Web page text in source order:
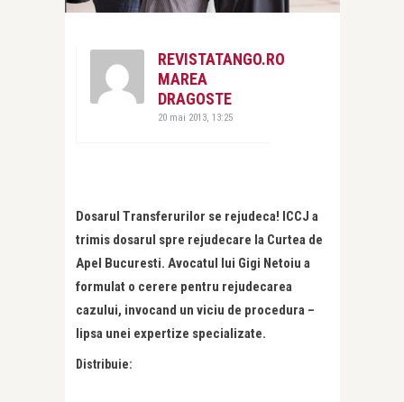
REVISTATANGO.RO
MAREA
DRAGOSTE
20 mai 2013, 13:25
Dosarul Transferurilor se rejudeca! ICCJ a
trimis dosarul spre rejudecare la Curtea de
Apel Bucuresti. Avocatul lui Gigi Netoiu a
formulat o cerere pentru rejudecarea
cazului, invocand un viciu de procedura –
lipsa unei expertize specializate.
Distribuie: